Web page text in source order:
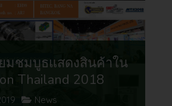
มชมบูธแสดงสินค้าใน
Thailand 2018
News